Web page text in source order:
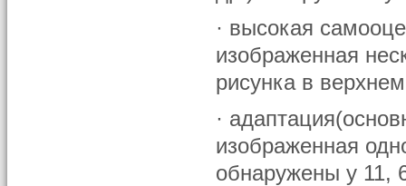
· высокая
изображенная
рисунка в
·
изображенная
обнаружены у 11,